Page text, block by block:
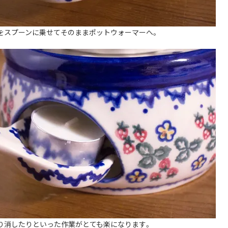
スプーンに乗せてそのままポットウォーマーへ。
消したりといった作業がとても楽になります。